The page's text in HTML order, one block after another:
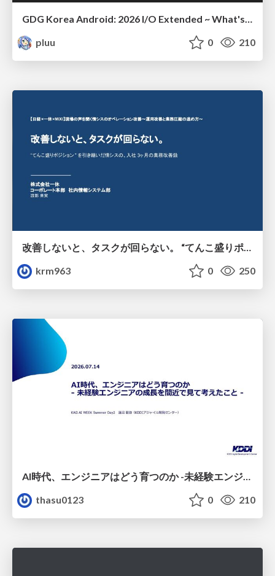
GDG Korea Android: 2026 I/O Extended ~ What's new in Android development tools
pluu
0 210
改善しないと、タスクが回らない。 “てんこ盛りポジション” を引き継いだ情シスの、入社3ヶ月の業務改善録
krm963
0 250
thasu0123
0 210